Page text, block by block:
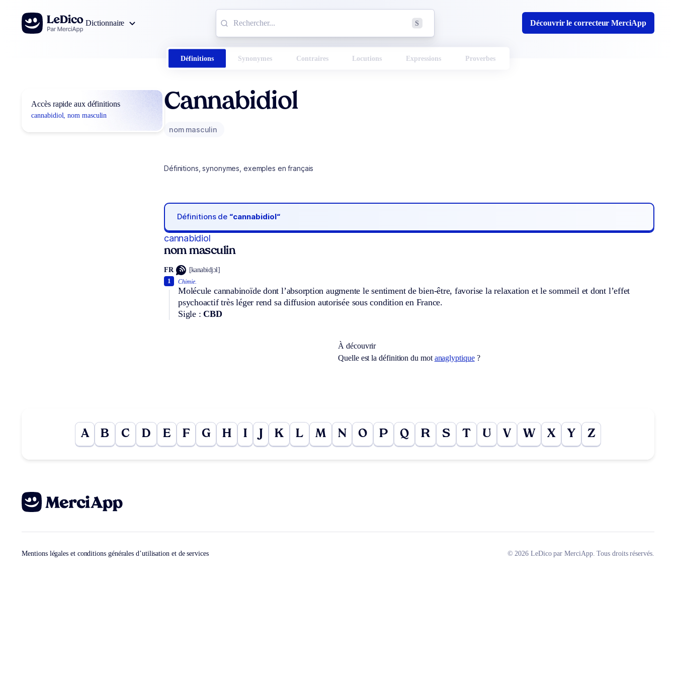
Aller au contenu
Dictionnaire
S Découvrir le correcteur MerciApp
Définitions Synonymes Contraires Locutions Expressions Proverbes
Accès rapide aux définitions
cannabidiol, nom masculin
Cannabidiol
nom masculin
Définitions, synonymes, exemples en français
Définitions de “cannabidiol“
cannabidiol
nom masculin
FR [kanabidjɔl]
Chimie.
Molécule cannabinoïde dont l’absorption augmente le sentiment de bien-être, favorise la relaxation et le sommeil et dont l’effet
psychoactif très léger rend sa diffusion autorisée sous condition en France.
Sigle :CBD
1
À découvrir
Quelle est la définition du mot anaglyptique?
A B C D E F G H I K L M N O P Q R S T U V W X Y Z
Mentions légales et conditions générales d’utilisation et de services © 2026 LeDico par MerciApp. Tous droits réservés.